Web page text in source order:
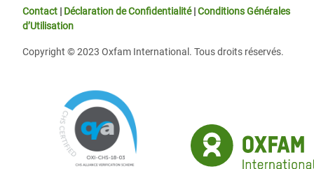
Contact | Déclaration de Confidentialité|Conditions Générales
d’Utilisation
Copyright © 2023 Oxfam International. Tous droits réservés.